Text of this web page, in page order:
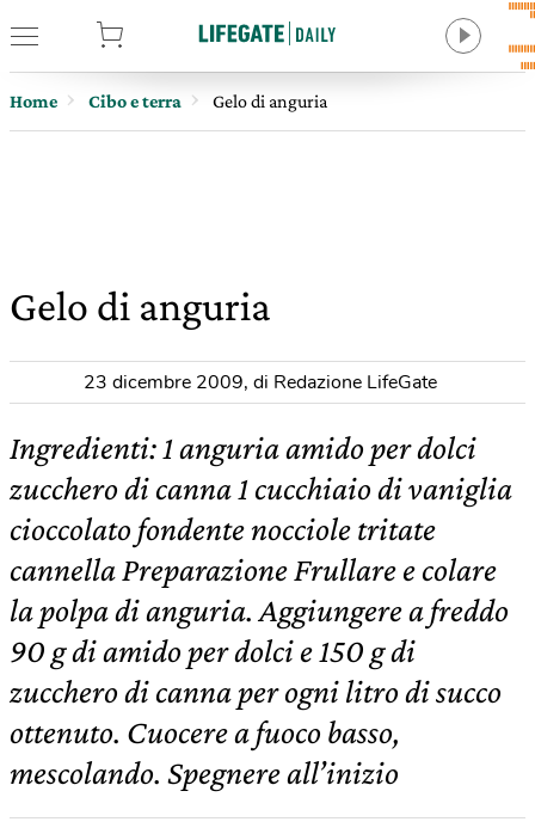
Home Cibo e terra Gelo di anguria
Gelo di anguria
23 dicembre 2009, di Redazione LifeGate
Ingredienti: 1 anguria amido per dolci
zucchero di canna 1 cucchiaio di vaniglia
cioccolato fondente nocciole tritate
cannella Preparazione Frullare e colare
la polpa di anguria. Aggiungere a freddo
90 g di amido per dolci e 150 g di
zucchero di canna per ogni litro di succo
ottenuto. Cuocere a fuoco basso,
mescolando. Spegnere all’inizio